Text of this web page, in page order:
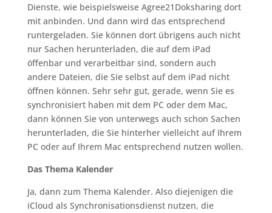
Dienste, wie beispielsweise Agree21Doksharing dort
mit anbinden. Und dann wird das entsprechend
runtergeladen. Sie können dort übrigens auch nicht
nur Sachen herunterladen, die auf dem iPad
öffenbar und verarbeitbar sind, sondern auch
andere Dateien, die Sie selbst auf dem iPad nicht
öffnen können. Sehr sehr gut, gerade, wenn Sie es
synchronisiert haben mit dem PC oder dem Mac,
dann können Sie von unterwegs auch schon Sachen
herunterladen, die Sie hinterher vielleicht auf Ihrem
PC oder auf Ihrem Mac entsprechend nutzen wollen.
Das Thema Kalender
Ja, dann zum Thema Kalender. Also diejenigen die
iCloud als Synchronisationsdienst nutzen, die